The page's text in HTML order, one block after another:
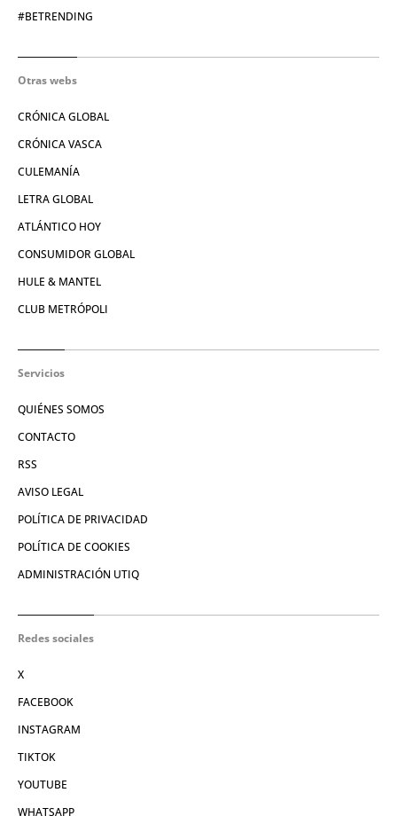
#BETRENDING
Otras webs
CRÓNICA GLOBAL
CRÓNICA VASCA
CULEMANÍA
LETRA GLOBAL
ATLÁNTICO HOY
CONSUMIDOR GLOBAL
HULE & MANTEL
CLUB METRÓPOLI
Servicios
QUIÉNES SOMOS
CONTACTO
RSS
AVISO LEGAL
POLÍTICA DE PRIVACIDAD
POLÍTICA DE COOKIES
ADMINISTRACIÓN UTIQ
Redes sociales
X
FACEBOOK
INSTAGRAM
TIKTOK
YOUTUBE
WHATSAPP